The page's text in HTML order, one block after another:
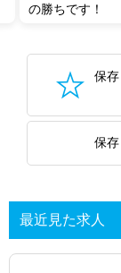
の勝ちです！
保存
保
最近見た求人